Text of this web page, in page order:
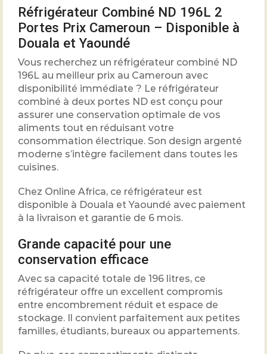
Réfrigérateur Combiné ND 196L 2
Portes Prix Cameroun – Disponible à
Douala et Yaoundé
Vous recherchez un réfrigérateur combiné ND
196L au meilleur prix au Cameroun avec
disponibilité immédiate ? Le réfrigérateur
combiné à deux portes ND est conçu pour
assurer une conservation optimale de vos
aliments tout en réduisant votre
consommation électrique. Son design argenté
moderne s’intègre facilement dans toutes les
cuisines.
Chez Online Africa, ce réfrigérateur est
disponible à Douala et Yaoundé avec paiement
à la livraison et garantie de 6 mois.
Grande capacité pour une
conservation efficace
Avec sa capacité totale de 196 litres, ce
réfrigérateur offre un excellent compromis
entre encombrement réduit et espace de
stockage. Il convient parfaitement aux petites
familles, étudiants, bureaux ou appartements.